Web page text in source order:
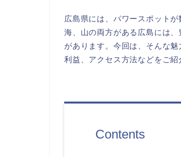
広島県には、パワースポット
海、山の両方がある広島には
があります。今回は、そんな
利益、アクセス方法などをご紹
Contents